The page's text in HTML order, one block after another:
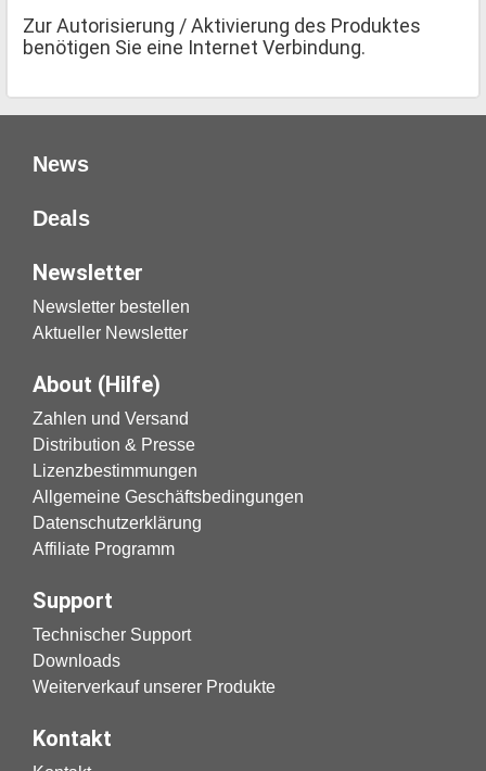
Zur Autorisierung / Aktivierung des Produktes
benötigen Sie eine Internet Verbindung.
News
Deals
Newsletter
Newsletter bestellen
Aktueller Newsletter
About (Hilfe)
Zahlen und Versand
Distribution & Presse
Lizenzbestimmungen
Allgemeine Geschäftsbedingungen
Datenschutzerklärung
Affiliate Programm
Support
Technischer Support
Downloads
Weiterverkauf unserer Produkte
Kontakt